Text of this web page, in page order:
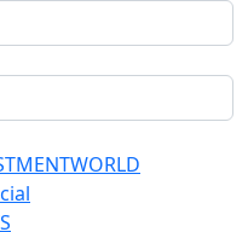
WORLD